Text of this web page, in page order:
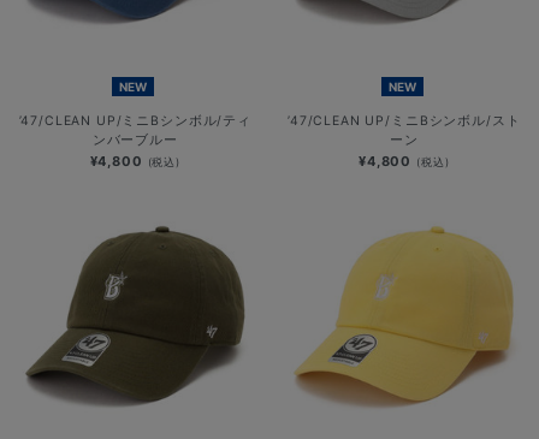
NEW
’47/CLEAN UP/ミニBシンボル/ティ
ンバーブルー
¥4,800 (税込)
NEW
’47/CLEAN UP/ミニBシンボル/スト
ーン
¥4,800 (税込)